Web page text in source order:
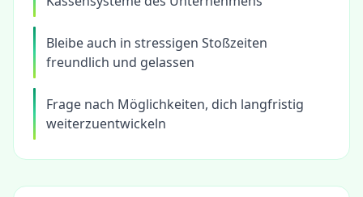
Bleibe auch in stressigen Stoßzeiten
freundlich und gelassen
Frage nach Möglichkeiten, dich langfristig
weiterzuentwickeln